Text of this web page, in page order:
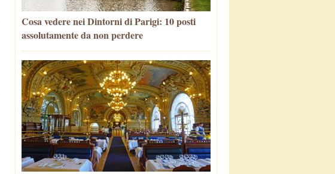
Cosa vedere nei Dintorni di Parigi: 10 posti
assolutamente da non perdere